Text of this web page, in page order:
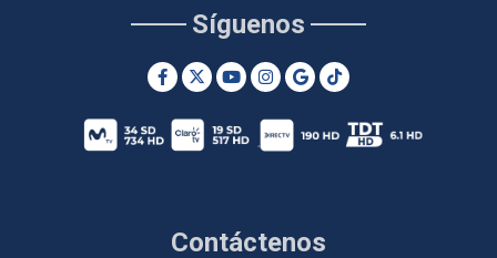
Contáctenos
Síguenos